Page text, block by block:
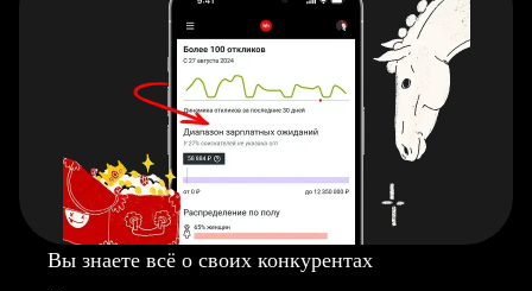
Вы знаете всё о своих конкурентах